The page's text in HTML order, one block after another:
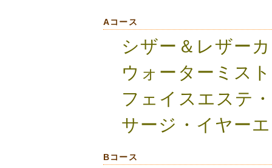
Aコース
シザー＆レザー
ウォーターミス
フェイスエステ
サージ・イヤー
Bコース